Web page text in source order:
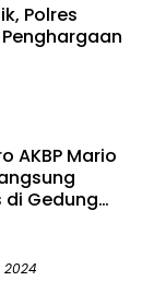
Polres
AKBP Mario
di Gedung
2024